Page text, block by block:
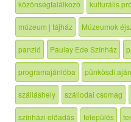
közönségtalálkozó kulturális
múzeum | tájház Múzeumok
panzió Paulay Ede Színház
programajánlóba pünkösdi
szálláshely szállodai csomag
színházi előadás település